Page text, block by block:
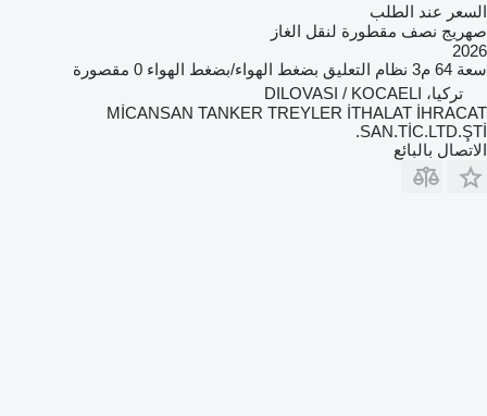
السعر عند الطلب
صهريج نصف مقطورة لنقل الغاز
2026
سعة 64 م3 نظام التعليق بضغط الهواء/بضغط الهواء 0 مقصورة
تركيا، DILOVASI / KOCAELI
MİCANSAN TANKER TREYLER İTHALAT İHRACAT
SAN.TİC.LTD.ŞTİ.
الاتصال بالبائع